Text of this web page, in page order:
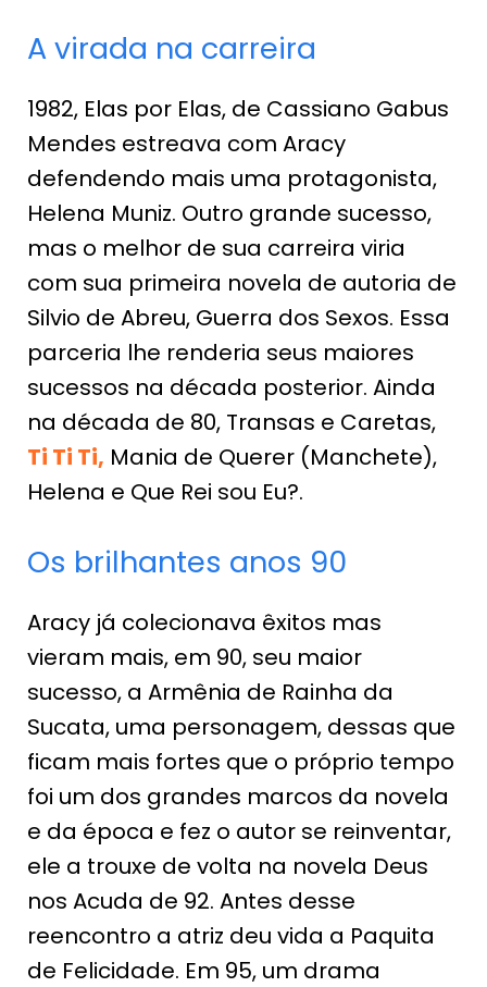
A virada na carreira
1982, Elas por Elas, de Cassiano Gabus
Mendes estreava com Aracy
defendendo mais uma protagonista,
Helena Muniz. Outro grande sucesso,
mas o melhor de sua carreira viria
com sua primeira novela de autoria de
Silvio de Abreu, Guerra dos Sexos. Essa
parceria lhe renderia seus maiores
sucessos na década posterior. Ainda
na década de 80, Transas e Caretas,
Ti Ti Ti, Mania de Querer (Manchete),
Helena e Que Rei sou Eu?.
Os brilhantes anos 90
Aracy já colecionava êxitos mas
vieram mais, em 90, seu maior
sucesso, a Armênia de Rainha da
Sucata, uma personagem, dessas que
ficam mais fortes que o próprio tempo
foi um dos grandes marcos da novela
e da época e fez o autor se reinventar,
ele a trouxe de volta na novela Deus
nos Acuda de 92. Antes desse
reencontro a atriz deu vida a Paquita
de Felicidade. Em 95, um drama